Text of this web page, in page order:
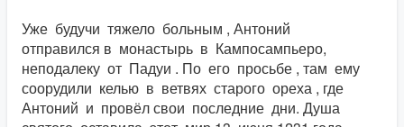
Уже будучи тяжело больным , Антоний
отправился в монастырь в Кампосампьеро,
неподалеку от Падуи . По его просьбе , там ему
соорудили келью в ветвях старого ореха , где
Антоний и провёл свои последние дни. Душа